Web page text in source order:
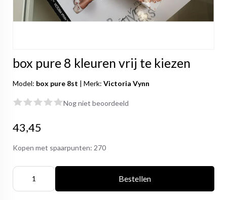
box pure 8 kleuren vrij te kiezen
Model: box pure 8st | Merk: Victoria Vynn
Nog niet beoordeeld
43,45
Kopen met spaarpunten: 270
Bestellen